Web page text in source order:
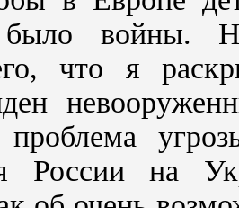
войны.
что я
проблема
России на